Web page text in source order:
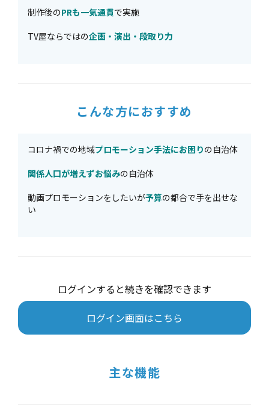
制作後のPRも一気通貫で実施
TV屋ならではの企画・演出・段取り力
こんな方におすすめ
コロナ禍での地域プロモーション手法にお困りの自治体
関係人口が増えずお悩みの自治体
動画プロモーションをしたいが予算の都合で手を出せな
い
ログインすると続きを確認できます
ログイン画面はこちら
主な機能